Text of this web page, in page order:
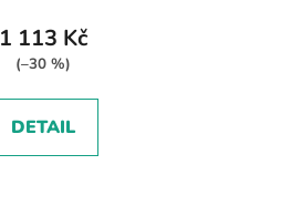
1 113 Kč
(–30 %)
DETAIL